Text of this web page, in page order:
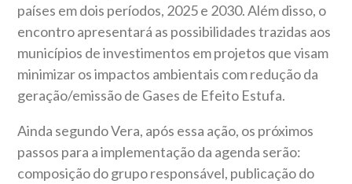
países em dois períodos, 2025 e 2030. Além disso, o
encontro apresentará as possibilidades trazidas aos
municípios de investimentos em projetos que visam
minimizar os impactos ambientais com redução da
geração/emissão de Gases de Efeito Estufa.
Ainda segundo Vera, após essa ação, os próximos
passos para a implementação da agenda serão:
composição do grupo responsável, publicação do